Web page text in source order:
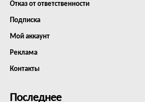
Отказ от ответственности
Подписка
Мой аккаунт
Реклама
Контакты
Последнее